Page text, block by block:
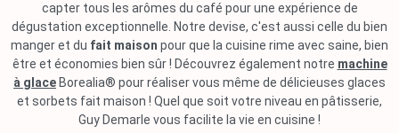
capter tous les arômes du café pour une expérience de
dégustation exceptionnelle. Notre devise, c'est aussi celle du bien
manger et du fait maison pour que la cuisine rime avec saine, bien
être et économies bien sûr ! Découvrez également notre machine
à glace Borealia® pour réaliser vous même de délicieuses glaces
et sorbets fait maison ! Quel que soit votre niveau en pâtisserie,
Guy Demarle vous facilite la vie en cuisine !